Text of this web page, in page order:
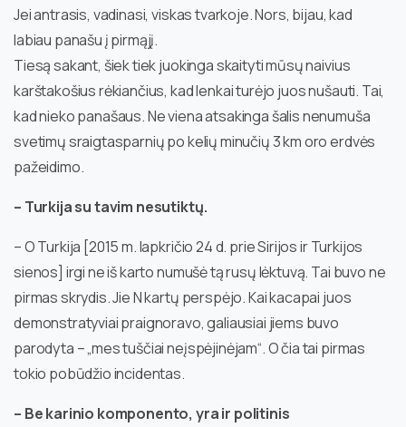
Jei antrasis, vadinasi, viskas tvarkoje. Nors, bijau, kad
labiau panašu į pirmąjį.
Tiesą sakant, šiek tiek juokinga skaityti mūsų naivius
karštakošius rėkiančius, kad lenkai turėjo juos nušauti. Tai,
kad nieko panašaus. Ne viena atsakinga šalis nenumuša
svetimų sraigtasparnių po kelių minučių 3 km oro erdvės
pažeidimo.
– Turkija su tavim nesutiktų.
– O Turkija [2015 m. lapkričio 24 d. prie Sirijos ir Turkijos
sienos] irgi ne iš karto numušė tą rusų lėktuvą. Tai buvo ne
pirmas skrydis. Jie N kartų perspėjo. Kai kacapai juos
demonstratyviai praignoravo, galiausiai jiems buvo
parodyta – „mes tuščiai neįspėjinėjam“. O čia tai pirmas
tokio pobūdžio incidentas.
– Be karinio komponento, yra ir politinis